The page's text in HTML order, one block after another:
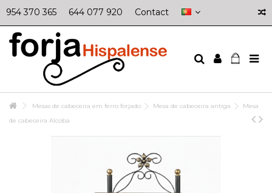
954 370 365 644 077 920 Contact
Mesas de cabeceira em ferro forjado Mesa de cabeceira antiga
Mesa
de cabeceira Alcoba